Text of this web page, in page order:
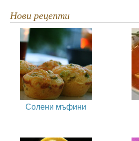
Нови рецепти
Солени мъфини